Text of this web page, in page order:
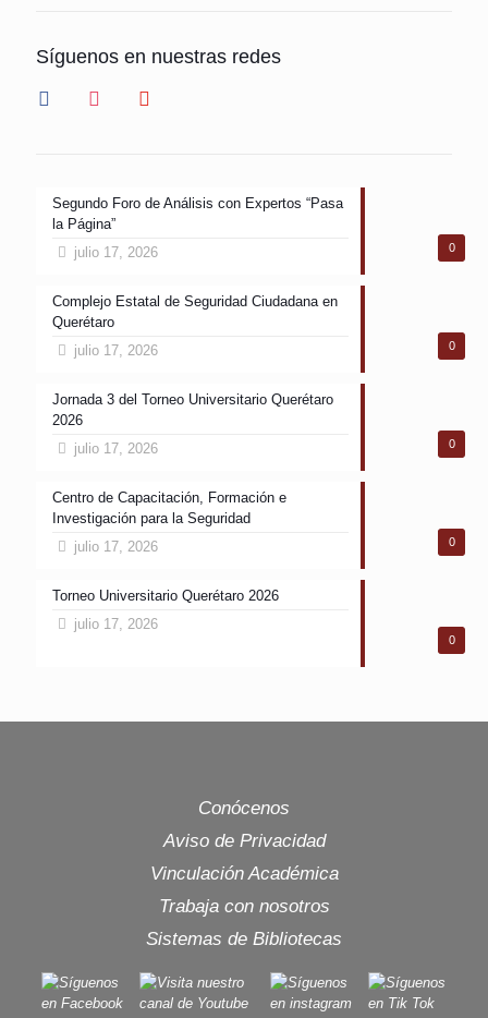
Síguenos en nuestras redes
facebook instagram youtube
0
Segundo Foro de Análisis con Expertos “Pasa
la Página”
julio 17, 2026
0
Complejo Estatal de Seguridad Ciudadana en
Querétaro
julio 17, 2026
0
Jornada 3 del Torneo Universitario Querétaro
2026
julio 17, 2026
0
Centro de Capacitación, Formación e
Investigación para la Seguridad
julio 17, 2026
0
Torneo Universitario Querétaro 2026
julio 17, 2026
Conócenos
Aviso de Privacidad
Vinculación Académica
Trabaja con nosotros
Sistemas de Bibliotecas